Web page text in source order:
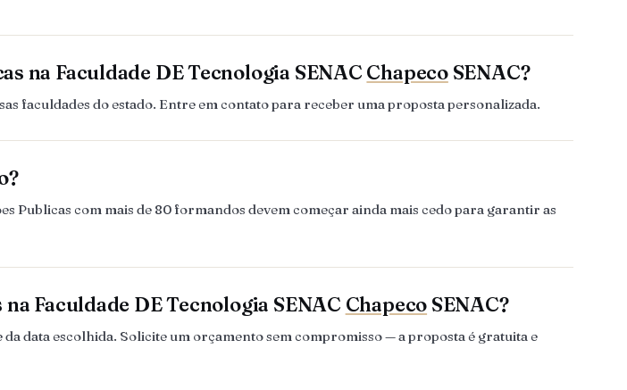
na Faculdade DE Tecnologia SENAC ChapecoSENAC?
faculdades do estado. Entre em contato para receber uma proposta personalizada.
Publicas com mais de 80 formandos devem começar ainda mais cedo para garantir as
Faculdade DE Tecnologia SENAC Chapeco SENAC?
data escolhida. Solicite um orçamento sem compromisso — a proposta é gratuita e